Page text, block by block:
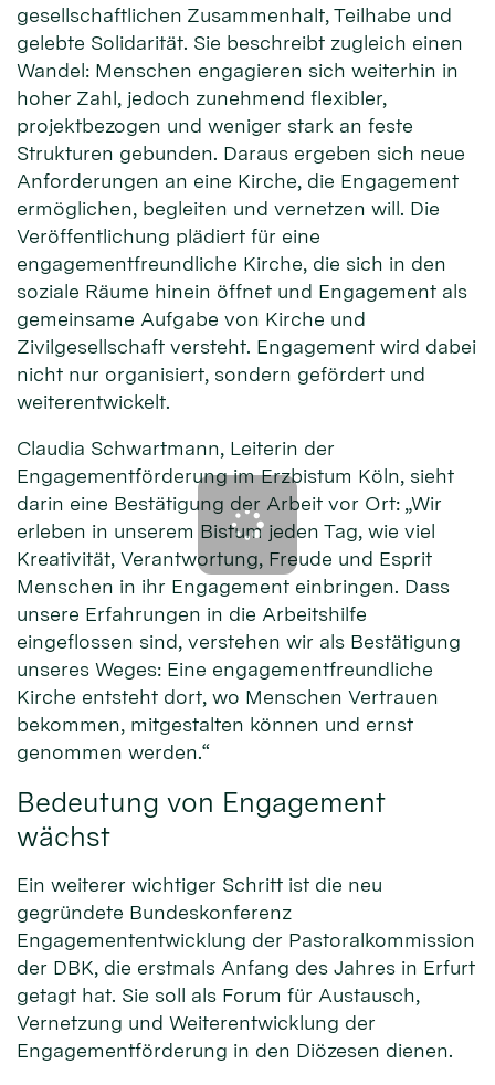
gesellschaftlichen Zusammenhalt, Teilhabe und
gelebte Solidarität. Sie beschreibt zugleich einen
Wandel: Menschen engagieren sich weiterhin in
hoher Zahl, jedoch zunehmend flexibler,
projektbezogen und weniger stark an feste
Strukturen gebunden. Daraus ergeben sich neue
Anforderungen an eine Kirche, die Engagement
ermöglichen, begleiten und vernetzen will. Die
Veröffentlichung plädiert für eine
engagementfreundliche Kirche, die sich in den
soziale Räume hinein öffnet und Engagement als
gemeinsame Aufgabe von Kirche und
Zivilgesellschaft versteht. Engagement wird dabei
nicht nur organisiert, sondern gefördert und
weiterentwickelt.
Claudia Schwartmann, Leiterin der
Engagementförderung im Erzbistum Köln, sieht
darin eine Bestätigung der Arbeit vor Ort: „Wir
erleben in unserem Bistum jeden Tag, wie viel
Kreativität, Verantwortung, Freude und Esprit
Menschen in ihr Engagement einbringen. Dass
unsere Erfahrungen in die Arbeitshilfe
eingeflossen sind, verstehen wir als Bestätigung
unseres Weges: Eine engagementfreundliche
Kirche entsteht dort, wo Menschen Vertrauen
bekommen, mitgestalten können und ernst
genommen werden.“
Bedeutung von Engagement
wächst
Ein weiterer wichtiger Schritt ist die neu
gegründete Bundeskonferenz
Engagemententwicklung der Pastoralkommission
der DBK, die erstmals Anfang des Jahres in Erfurt
getagt hat. Sie soll als Forum für Austausch,
Vernetzung und Weiterentwicklung der
Engagementförderung in den Diözesen dienen.